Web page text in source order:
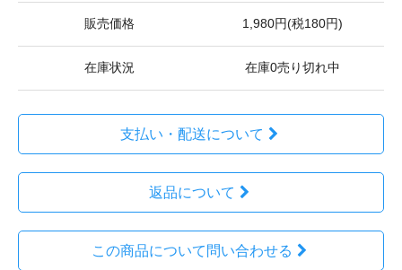
販売価格 1,980円(税180円)
在庫状況 在庫0売り切れ中
支払い・配送について
返品について
この商品について問い合わせる